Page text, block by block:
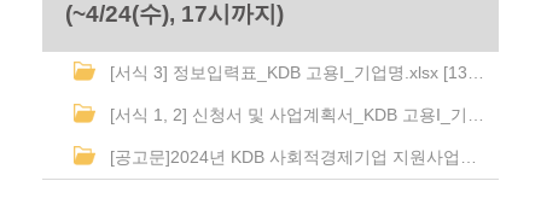
(~4/24(수), 17시까지)
[서식 3] 정보입력표_KDB 고용I_기업명.xlsx [13219 byte] DATE: 2024-04-11 10:39:08.0
[서식 1, 2] 신청서 및 사업계획서_KDB 고용I_기업명.hwp [25088 byte] DATE: 2024-04-11 10:39:08.0
[공고문]2024년 KDB 사회적경제기업 지원사업_고용인프라 확충을 위한 지원사업 I.pdf [216872 byte] DATE: 2024-04-11 10:39:08.0